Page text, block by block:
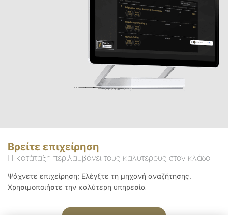
Βρείτε επιχείρηση
Η κατάταξη περιλαμβάνει τους καλύτερους στον κλάδο
Ψάχνετε επιχείρηση; Ελέγξτε τη μηχανή αναζήτησης.
Χρησιμοποιήστε την καλύτερη υπηρεσία